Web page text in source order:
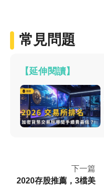
常見問題
【延伸閱讀】
下一篇
2020存股推薦，3檔美